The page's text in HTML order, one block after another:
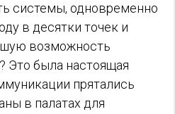
системы, одновременно
в десятки точек и
возможность
Это была настоящая
прятались
в палатах для